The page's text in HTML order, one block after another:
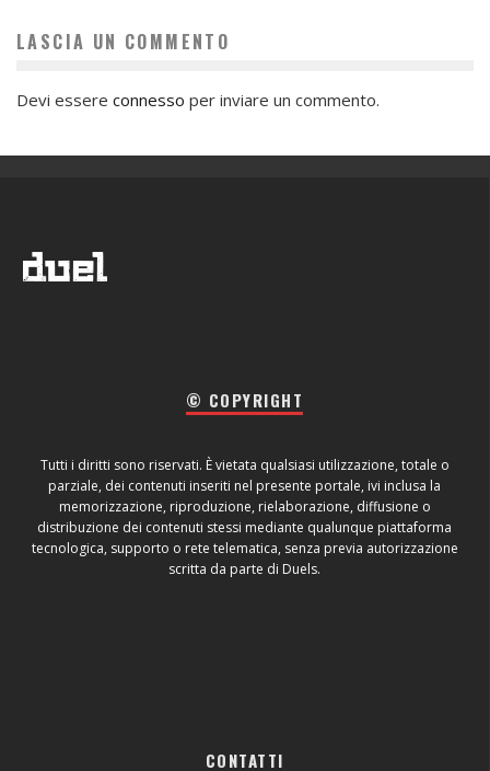
LASCIA UN COMMENTO
Devi essere connesso per inviare un commento.
© COPYRIGHT
Tutti i diritti sono riservati. È vietata qualsiasi utilizzazione, totale o
parziale, dei contenuti inseriti nel presente portale, ivi inclusa la
memorizzazione, riproduzione, rielaborazione, diffusione o
distribuzione dei contenuti stessi mediante qualunque piattaforma
tecnologica, supporto o rete telematica, senza previa autorizzazione
scritta da parte di Duels.
CONTATTI